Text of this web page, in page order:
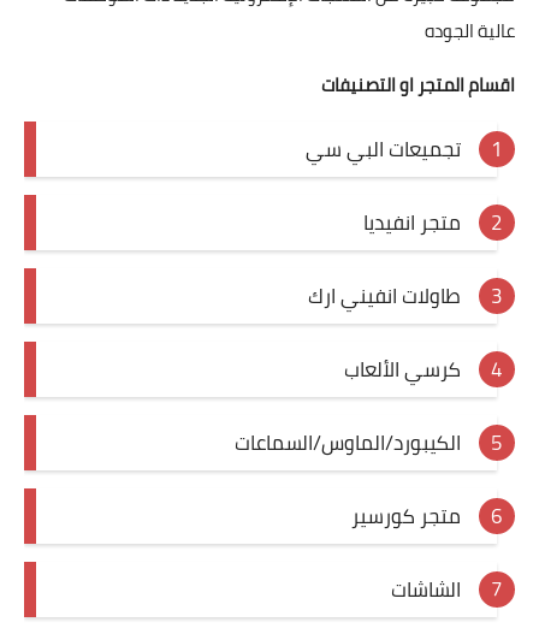
عالية الجوده
اقسام المتجر او التصنيفات
تجميعات البي سي
متجر انفيديا
طاولات انفيني ارك
كرسي الألعاب
الكيبورد/الماوس/السماعات
متجر كورسير
الشاشات